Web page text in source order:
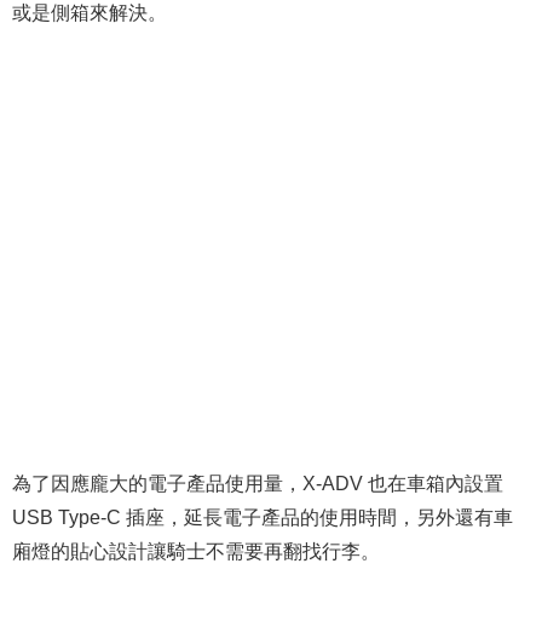
或是側箱來解決。
為了因應龐大的電子產品使用量，X-ADV 也在車箱內設置
USB Type-C 插座，延長電子產品的使用時間，另外還有車
廂燈的貼心設計讓騎士不需要再翻找行李。